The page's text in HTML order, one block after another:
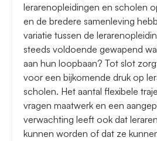
lerarenopleidingen en scholen
en de bredere samenleving
variatie tussen de
steeds voldoende gewapend
aan hun loopbaan? Tot slot
voor een bijkomende druk op
scholen. Het aantal flexibele
vragen maatwerk en een
verwachting leeft ook dat
kunnen worden of dat ze